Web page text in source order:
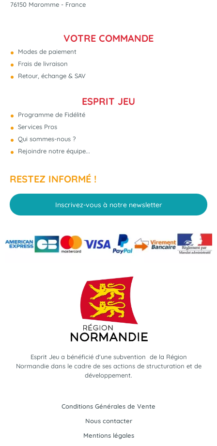
76150 Maromme - France
VOTRE COMMANDE
Modes de paiement
Frais de livraison
Retour, échange & SAV
ESPRIT JEU
Programme de Fidélité
Services Pros
Qui sommes-nous ?
Rejoindre notre équipe...
RESTEZ INFORMÉ !
Inscrivez-vous à notre newsletter
Esprit Jeu a bénéficié d'une subvention de la Région
Normandie dans le cadre de ses actions de structuration et de
développement.
Conditions Générales de Vente
Nous contacter
Mentions légales